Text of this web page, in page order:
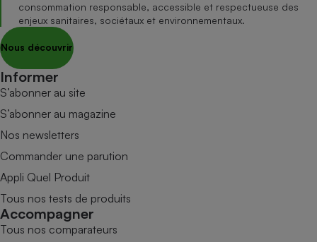
consommation responsable, accessible et respectueuse des
enjeux sanitaires, sociétaux et environnementaux.
Nous découvrir
Informer
S’abonner au site
S’abonner au magazine
Nos newsletters
Commander une parution
Appli Quel Produit
Tous nos tests de produits
Accompagner
Tous nos comparateurs